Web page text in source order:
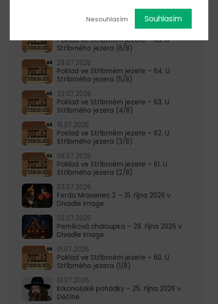
Poklad ve Stříbrném jezeře – 65. U
Stříbrného jezera (6/8)
29.07.2026
Poklad ve Stříbrném jezeře – 64. U
Stříbrného jezera (5/8)
22.07.2026
Poklad ve Stříbrném jezeře – 63. U
Stříbrného jezera (4/8)
15.07.2026
Poklad ve Stříbrném jezeře – 62. U
Stříbrného jezera (3/8)
08.07.2026
Poklad ve Stříbrném jezeře – 61. U
Stříbrného jezera (2/8)
03.07.2026
Ferda Mravenec 2 – 31. října 2026 v
Divadle Image
02.07.2026
Perníková chaloupka – 28. října 2026 v
Divadle Image
01.07.2026
Poklad ve Stříbrném jezeře – 60. U
Stříbrného jezera (1/8)
01.07.2026
Krkonošské pohádky – 25. října 2026 v
Děčíně
Nesouhlasím Souhlasím